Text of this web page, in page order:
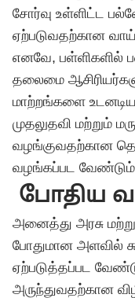
சோர்வு உள்ளிட்ட
ஏற்படுவதற்கான
எனவே, பள்ளிகளில்
தலைமை
மாற்றங்களை
முதலுதவி மற்றும்
வழங்குவதற்கான
வழங்கப்பட
போதிய
அனைத்து அரசு
போதுமான அளவில்
ஏற்படுத்தப்பட
அருந்துவதற்கான